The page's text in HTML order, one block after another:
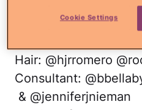
Vestido:
Joyas: @charlielapson
Hair: @hjrromero
Consultant:
‍ & @jenniferjnieman
Cookie Settings